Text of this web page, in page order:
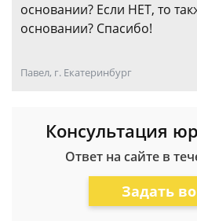
основании? Если НЕТ, то
основании? Спасибо!
Павел, г. Екатеринбург
Консультация
Ответ на сайте в
Задать